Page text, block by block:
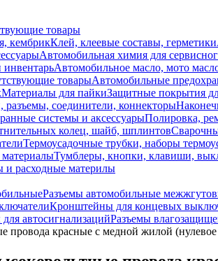
товары
кембрикКлей, клеевые составы, герметики
Автомобильная химия для
инвентарьАвтомобильное масло, мото
товарыАвтомобильные
Материалы для пайкиЗащитные покрытия
соединители, коннекторы
системы и аксессуарыПолировка,
колец, шайб, шплинтов
Термоусадочные трубки, наборы
Тумблеры, кнопки, клавиши,
и расходные материлы
Разъемы автомобильные
Кронштейны для концевых
автосигнализацийРазъемы
провода красные с медной жилой